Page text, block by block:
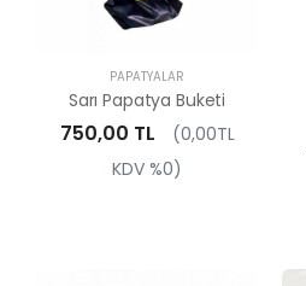
PAPATYALAR
Sarı Papatya Buketi
750,00 TL
(0,00TL
KDV %0)